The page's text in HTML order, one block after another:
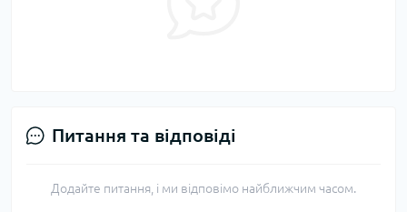
Питання та відповіді
Додайте питання, і ми відповімо найближчим часом.